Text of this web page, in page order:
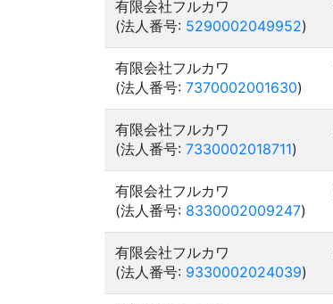
有限会社フルカワ
(法人番号: 5290002049952)
有限会社フルカワ
(法人番号: 7370002001630)
有限会社フルカワ
(法人番号: 7330002018711)
有限会社フルカワ
(法人番号: 8330002009247)
有限会社フルカワ
(法人番号: 9330002024039)